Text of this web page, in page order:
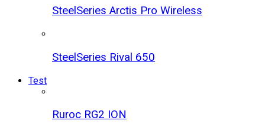
SteelSeries Arctis Pro Wireless
SteelSeries Rival 650
Test
Ruroc RG2 ION